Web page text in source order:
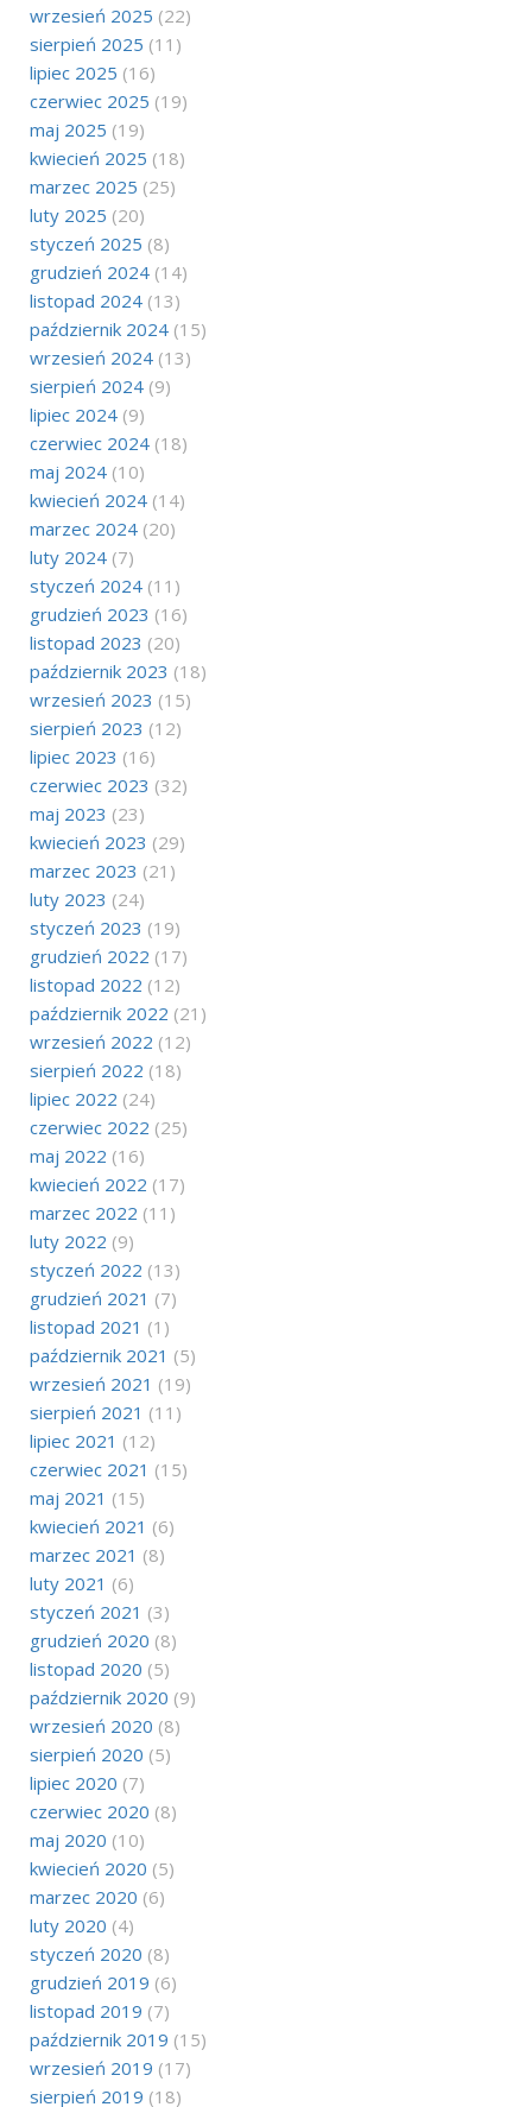
wrzesień 2025 (22)
sierpień 2025 (11)
lipiec 2025 (16)
czerwiec 2025 (19)
maj 2025 (19)
kwiecień 2025 (18)
marzec 2025 (25)
luty 2025 (20)
styczeń 2025 (8)
grudzień 2024 (14)
listopad 2024 (13)
październik 2024 (15)
wrzesień 2024 (13)
sierpień 2024 (9)
lipiec 2024 (9)
czerwiec 2024 (18)
maj 2024 (10)
kwiecień 2024 (14)
marzec 2024 (20)
luty 2024 (7)
styczeń 2024 (11)
grudzień 2023 (16)
listopad 2023 (20)
październik 2023 (18)
wrzesień 2023 (15)
sierpień 2023 (12)
lipiec 2023 (16)
czerwiec 2023 (32)
maj 2023 (23)
kwiecień 2023 (29)
marzec 2023 (21)
luty 2023 (24)
styczeń 2023 (19)
grudzień 2022 (17)
listopad 2022 (12)
październik 2022 (21)
wrzesień 2022 (12)
sierpień 2022 (18)
lipiec 2022 (24)
czerwiec 2022 (25)
maj 2022 (16)
kwiecień 2022 (17)
marzec 2022 (11)
luty 2022 (9)
styczeń 2022 (13)
grudzień 2021 (7)
listopad 2021 (1)
październik 2021 (5)
wrzesień 2021 (19)
sierpień 2021 (11)
lipiec 2021 (12)
czerwiec 2021 (15)
maj 2021 (15)
kwiecień 2021 (6)
marzec 2021 (8)
luty 2021 (6)
styczeń 2021 (3)
grudzień 2020 (8)
listopad 2020 (5)
październik 2020 (9)
wrzesień 2020 (8)
sierpień 2020 (5)
lipiec 2020 (7)
czerwiec 2020 (8)
maj 2020 (10)
kwiecień 2020 (5)
marzec 2020 (6)
luty 2020 (4)
styczeń 2020 (8)
grudzień 2019 (6)
listopad 2019 (7)
październik 2019 (15)
wrzesień 2019 (17)
sierpień 2019 (18)